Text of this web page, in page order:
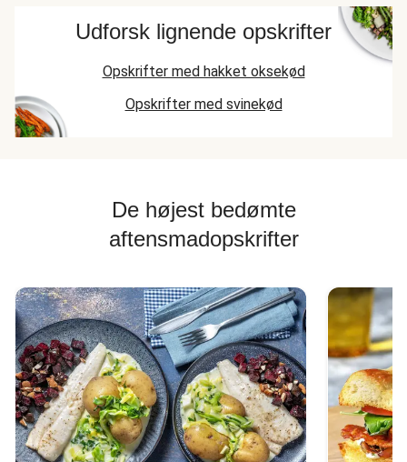
Udforsk lignende opskrifter
Opskrifter med hakket oksekød
Opskrifter med svinekød
De højest bedømte
aftensmadopskrifter